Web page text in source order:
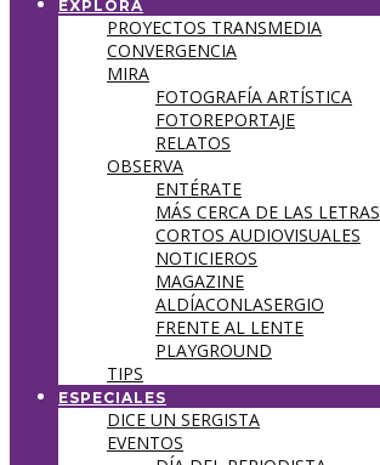
EXPLORA
PROYECTOS TRANSMEDIA
CONVERGENCIA
MIRA
FOTOGRAFÍA ARTÍSTICA
FOTOREPORTAJE
RELATOS
OBSERVA
ENTÉRATE
MÁS CERCA DE LAS LETRAS
CORTOS AUDIOVISUALES
NOTICIEROS
MAGAZINE
ALDÍACONLASERGIO
FRENTE AL LENTE
PLAYGROUND
TIPS
ESPECIALES
DICE UN SERGISTA
EVENTOS